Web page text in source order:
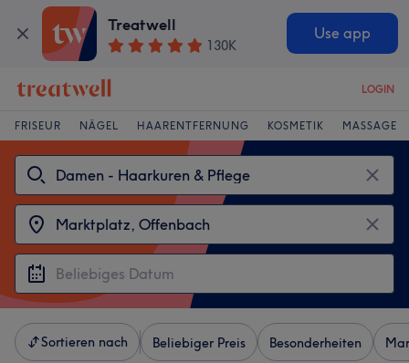
Treatwell
130K
Use app
LOGIN
FRISEUR NÄGEL HAARENTFERNUNG KOSMETIK MASSAGE
Sortieren nach Beliebiger Preis Besonderheiten